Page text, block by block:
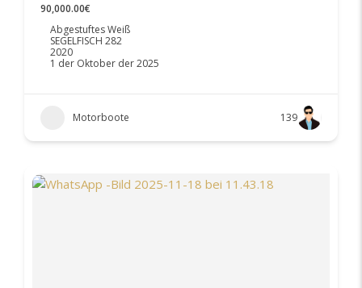
90,000.00€
Abgestuftes Weiß
SEGELFISCH 282
2020
1 der Oktober der 2025
Motorboote 139